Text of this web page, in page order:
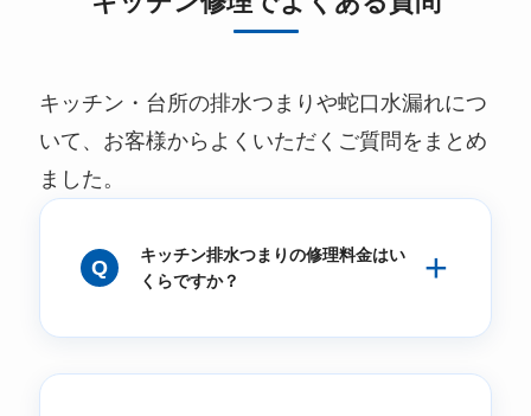
キッチン・台所の排水つまりや蛇口水漏れにつ
いて、お客様からよくいただくご質問をまとめ
ました。
キッチン排水つまりの修理料金はい
くらですか？